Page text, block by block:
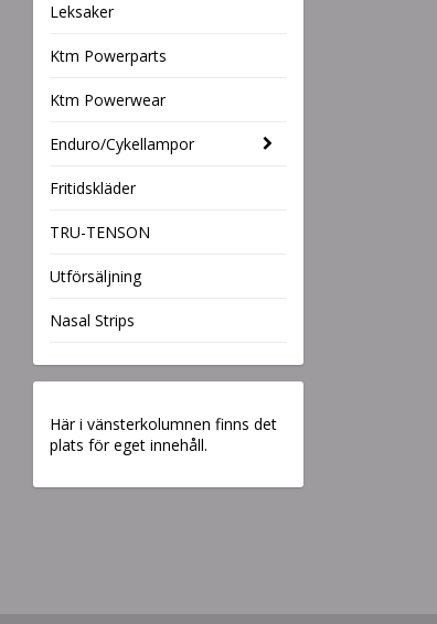
Leksaker
Ktm Powerparts
Ktm Powerwear
Enduro/Cykellampor
Fritidskläder
TRU-TENSON
Utförsäljning
Nasal Strips
Här i vänsterkolumnen finns det
plats för eget innehåll.